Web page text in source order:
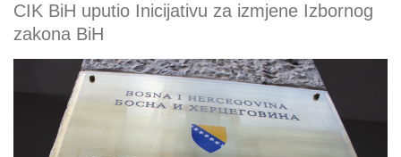
CIK BiH uputio Inicijativu za izmjene Izbornog
zakona BiH